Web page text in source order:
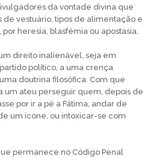
da vontade divina que
de vestuário, tipos de alimentação e
heresia, blasfémia ou apostasia.
direito inalienável, seja em
político, a uma crença
doutrina filosófica. Com que
um ateu perseguir quem, depois de
por ir a pé a Fátima, andar de
um ícone, ou intoxicar-se com
permanece no Código Penal